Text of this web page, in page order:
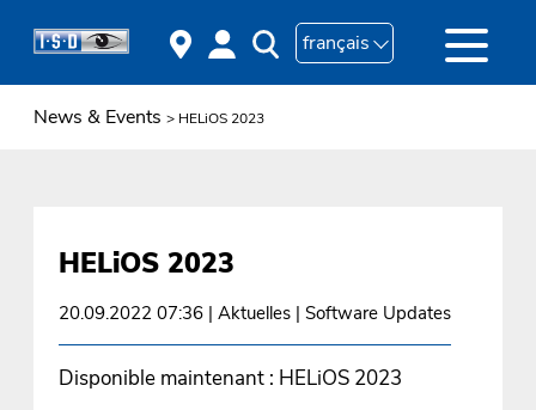
français
News & Events > HELiOS 2023
HELiOS 2023
20.09.2022 07:36| Aktuelles | Software Updates
Disponible maintenant : HELiOS 2023